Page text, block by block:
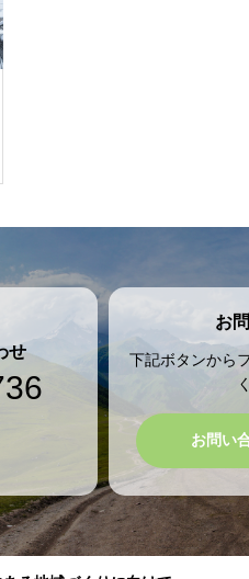
せ
お
下記ボタンから
お問い